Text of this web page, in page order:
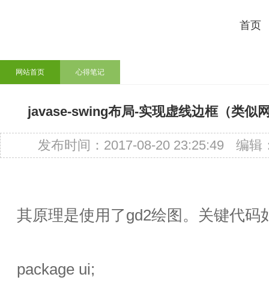
首页
网站首页 心得笔记
javase-swing布局-实现虚线边框（类似
发布时间：2017-08-20 23:25:49 编辑
其原理是使用了gd2绘图。关键代码
package ui;